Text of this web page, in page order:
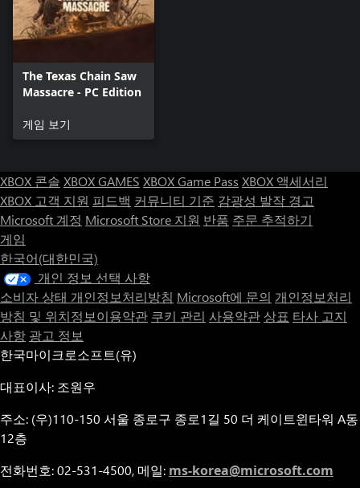
The Texas Chain Saw
Massacre - PC Edition
게임 보기
XBOX 콘솔 XBOX GAMES XBOX Game Pass XBOX 액세서리
XBOX 고객 지원 피드백 커뮤니티 기준 감광성 발작 경고
Microsoft 계정 Microsoft Store 지원 반품 주문 추적하기
게임
한국어(대한민국)
개인 정보 선택 사항
소비자 상태 개인정보처리방침 Microsoft에 문의 개인정보처리
방침 및 위치정보이용약관 쿠키 관리 사용약관 상표 타사 고지
사항 광고 정보
한국마이크로소프트(유)
대표이사: 조원우
주소: (우)110-150 서울 종로구 종로1길 50 더 케이트윈타워 A동
12층
전화번호: 02-531-4500, 메일: ms-korea@microsoft.com